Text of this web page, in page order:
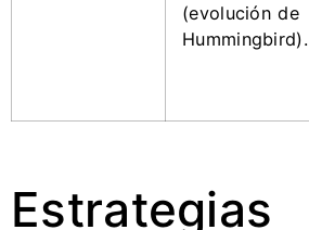
(evolución de
Hummingbird).
Estrategias